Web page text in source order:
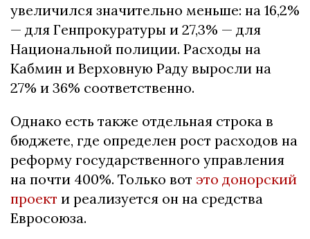
увеличился значительно меньше: на 16,2%
— для Генпрокуратуры и 27,3% — для
Национальной полиции. Расходы на
Кабмин и Верховную Раду выросли на
27% и 36% соответственно.
Однако есть также отдельная строка в
бюджете, где определен рост расходов на
реформу государственного управления
на почти 400%. Только вот это донорский
проект и реализуется он на средства
Евросоюза.